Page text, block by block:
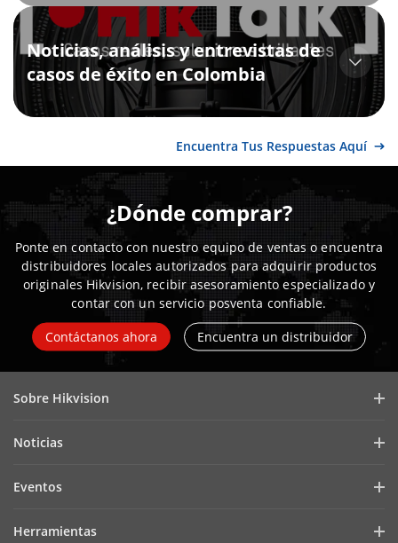
Noticias, análisis y entrevistas de
casos de éxito en Colombia
Encuentra Tus Respuestas Aquí
¿Dónde comprar?
Ponte en contacto con nuestro equipo de ventas o encuentra
distribuidores locales autorizados para adquirir productos
originales Hikvision, recibir asesoramiento especializado y
contar con un servicio posventa confiable.
Contáctanos ahora
Encuentra un distribuidor
Sobre Hikvision
Ciberseguridad
Noticias
Historias de éxito
Eventos
Herramientas